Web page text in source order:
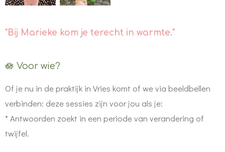
"Bij Marieke kom je terecht in warmte."
🪷 Voor wie?
Of je nu in de praktijk in Vries komt of we via beeldbellen
verbinden: deze sessies zijn voor jou als je:
* Antwoorden zoekt in een periode van verandering of
twijfel.